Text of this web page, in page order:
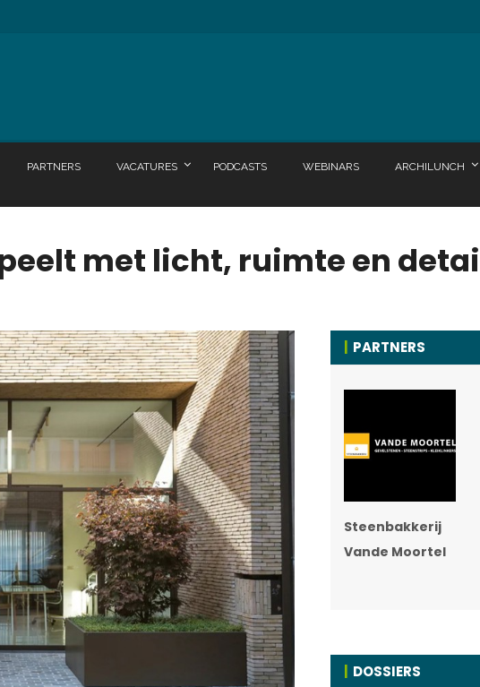
PARTNERS VACATURES PODCASTS WEBINARS ARCHILUNCH
met licht, ruimte en
PARTNERS
Steenbakkerij
Vande Moortel
DOSSIERS